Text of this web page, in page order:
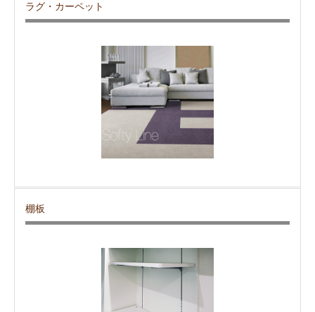
ラグ・カーペット
棚板